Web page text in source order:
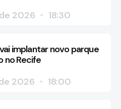
2026
18:30
implantar novo parque
no Recife
2026
18:00